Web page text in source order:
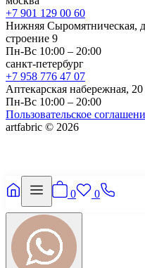
+7 901 129 00 60
Нижняя Сыромятническая,
строение 9
Пн-Вс 10:00 – 20:00
санкт-петербург
+7 958 776 47 07
Аптекарская набережная, 20
Пн-Вс 10:00 – 20:00
Пользовательское
artfabric © 2026
0 0